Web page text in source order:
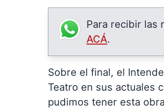
Para recibir las
ACÁ.
Sobre el final, el
Teatro en sus actuales
pudimos tener esta